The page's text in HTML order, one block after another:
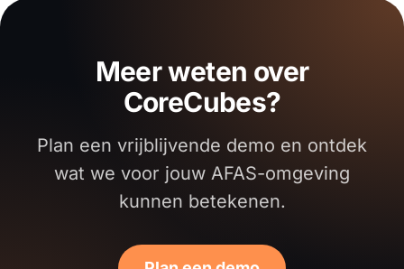
Meer weten over
CoreCubes?
Plan een vrijblijvende demo en ontdek
wat we voor jouw AFAS-omgeving
kunnen betekenen.